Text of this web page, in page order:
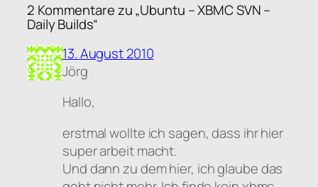
2 Kommentare zu „Ubuntu – XBMC SVN –
Daily Builds“
13. August 2010
Jörg
Hallo,
erstmal wollte ich sagen, dass ihr hier
super arbeit macht.
Und dann zu dem hier, ich glaube das